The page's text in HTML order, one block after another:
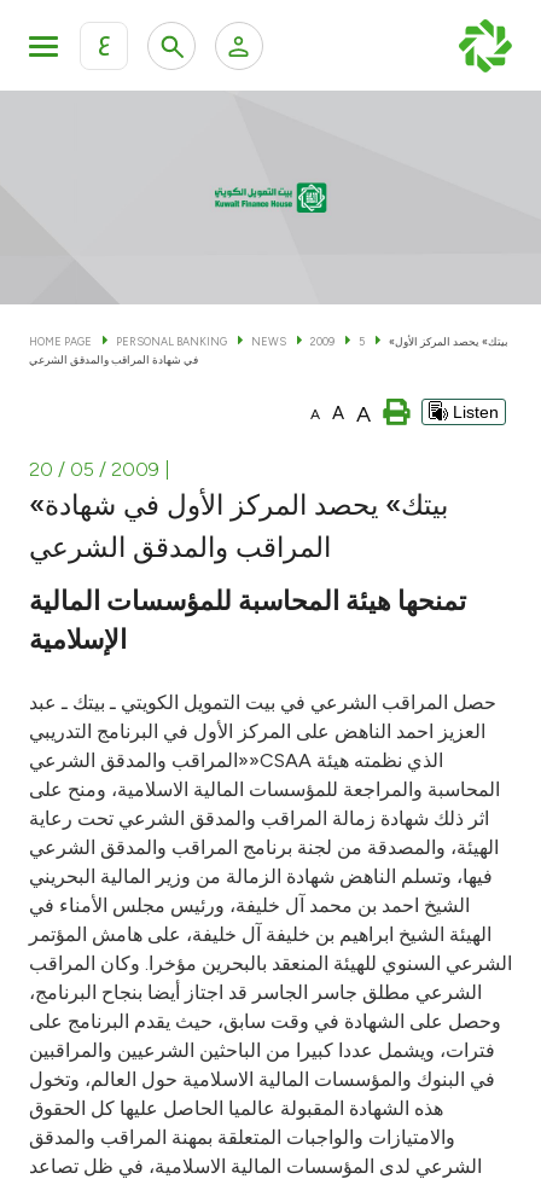
ع
KFH Online Corporate Banking Services
Cards
Banking Tiers
Investment
Tools & Services
After Sales Services
Contact us
Branch & ATM locator
Germany
Malaysia
Turkey
Egypt
HOME PAGE PERSONAL BANKING NEWS 2009 5
«بيتك» يحصد المركز الأول
في شهادة المراقب والمدقق الشرعي
A A A Listen
20 / 05 / 2009
«بيتك» يحصد المركز الأول في شهادة
المراقب والمدقق الشرعي
تمنحها هيئة المحاسبة للمؤسسات المالية
الإسلامية
حصل المراقب الشرعي في بيت التمويل الكويتي ـ بيتك ـ عبد
العزيز احمد الناهض على المركز الأول في البرنامج التدريبي
«المراقب والمدقق الشرعي»CSAA الذي نظمته هيئة
المحاسبة والمراجعة للمؤسسات المالية الاسلامية، ومنح على
اثر ذلك شهادة زمالة المراقب والمدقق الشرعي تحت رعاية
الهيئة، والمصدقة من لجنة برنامج المراقب والمدقق الشرعي
فيها، وتسلم الناهض شهادة الزمالة من وزير المالية البحريني
الشيخ احمد بن محمد آل خليفة، ورئيس مجلس الأمناء في
الهيئة الشيخ ابراهيم بن خليفة آل خليفة، على هامش المؤتمر
الشرعي السنوي للهيئة المنعقد بالبحرين مؤخرا. وكان المراقب
الشرعي مطلق جاسر الجاسر قد اجتاز أيضا بنجاح البرنامج،
وحصل على الشهادة في وقت سابق، حيث يقدم البرنامج على
فترات، ويشمل عددا كبيرا من الباحثين الشرعيين والمراقبين
في البنوك والمؤسسات المالية الاسلامية حول العالم، وتخول
هذه الشهادة المقبولة عالميا الحاصل عليها كل الحقوق
والامتيازات والواجبات المتعلقة بمهنة المراقب والمدقق
الشرعي لدى المؤسسات المالية الاسلامية، في ظل تصاعد